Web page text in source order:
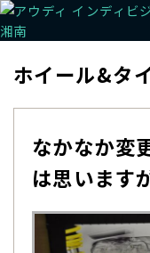
ホイール&タ
なかなか変
は思います